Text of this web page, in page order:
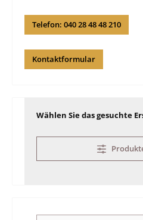
Telefon: 040 28 48 48 210
Kontaktformular
Wählen Sie das gesuchte